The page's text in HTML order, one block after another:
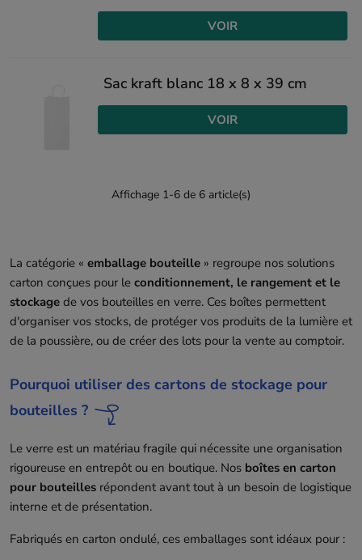
VOIR
Sac kraft blanc 18 x 8 x 39 cm
VOIR
Affichage 1-6 de 6 article(s)
La catégorie « emballage bouteille » regroupe nos solutions
carton conçues pour le conditionnement, le rangement et le
stockage de vos bouteilles en verre. Ces boîtes permettent
d'organiser vos stocks, de protéger vos produits de la lumière et
de la poussière, ou de créer des lots pour la vente au comptoir.
Pourquoi utiliser des cartons de stockage pour
bouteilles ?
Le verre est un matériau fragile qui nécessite une organisation
rigoureuse en entrepôt ou en boutique. Nos boîtes en carton
pour bouteilles répondent avant tout à un besoin de logistique
interne et de présentation.
Fabriqués en carton ondulé, ces emballages sont idéaux pour :